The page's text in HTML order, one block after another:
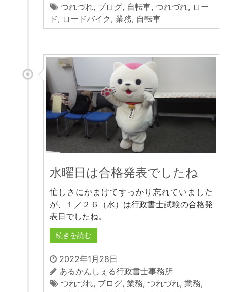
つれづれ, ブログ, 自転車, つれづれ, ロー
ド, ロードバイク , 業務, 自転車
水曜日は合格発表でしたね
忙しさにかまけてすっかり忘れていました
が、１／２６（水）は行政書士試験の合格発
表日でしたね。
続きを読む
2022年1月28日
あるかんしぇる行政書士事務所
つれづれ, ブログ, 業務, つれづれ, 業務,